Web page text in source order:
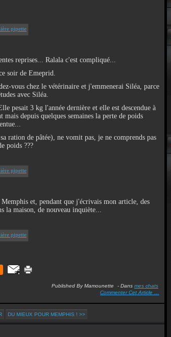
reprises... Ralala c'est compliqué...
soir de Emeprid.
vous chez le vétérinaire et j'emmenerai Siléa, parce
avec Siléa.
pesait 3 kg l'année dernière et elle est descendue à
depuis quelques semaines la perte de poids
ration de pâtée), ne vomit pas, je ne comprends pas
poids ???
et, pendant que j'écrivais mon article, des
la maison, de nouveau inquiète...
Published By Mamounette - Dans mes chats
Commenter Cet Article
DU MIEUX POUR MEMPHIS ! >>